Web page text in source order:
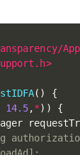
( )
{
14.5,*) )
{